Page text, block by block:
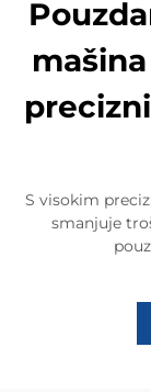
S visokim
smanjuje